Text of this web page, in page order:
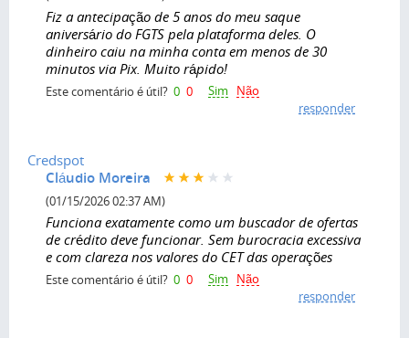
Fiz a antecipação de 5 anos do meu saque
aniversário do FGTS pela plataforma deles. O
dinheiro caiu na minha conta em menos de 30
minutos via Pix. Muito rápido!
Este comentário é útil? 0 0 Sim
Não
responder
Credspot
Cláudio Moreira
(01/15/2026 02:37 AM)
Funciona exatamente como um buscador de ofertas
de crédito deve funcionar. Sem burocracia excessiva
e com clareza nos valores do CET das operações
Este comentário é útil? 0 0 Sim
Não
responder